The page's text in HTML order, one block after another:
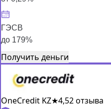
ГЭСВ
до 179%
Получить деньги
OneCredit KZ★4,52 отзыва